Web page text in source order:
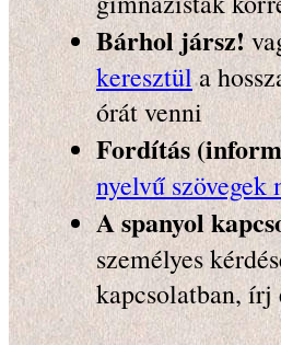
Bárhol jársz!
keresztüla
órát venni
Fordítás
nyelvű szövegek
A spanyol
személyes
kapcsolatban,